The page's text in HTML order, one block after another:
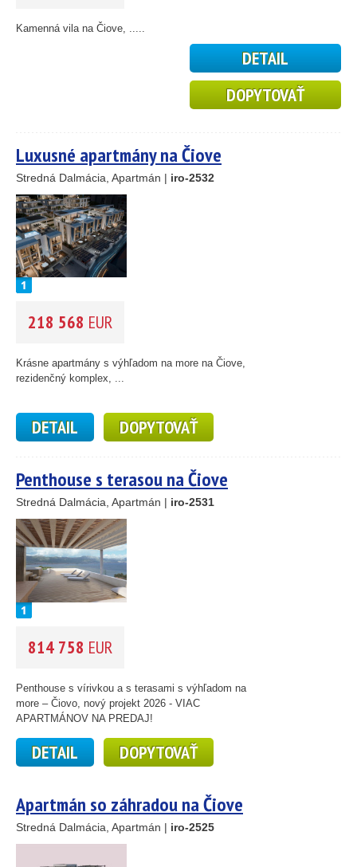
Omiš riviéra
Rogoznica
Kamenná vila na Čiove, .....
DETAIL
DOPYTOVAŤ
Luxusné apartmány na Čiove
Stredná Dalmácia, Apartmán | iro-2532
218 568 EUR
Krásne apartmány s výhľadom na more na Čiove,
rezidenčný komplex, ...
DETAIL DOPYTOVAŤ
Penthouse s terasou na Čiove
Stredná Dalmácia, Apartmán | iro-2531
814 758 EUR
Penthouse s vírivkou a s terasami s výhľadom na
more – Čiovo, nový projekt 2026 - VIAC
APARTMÁNOV NA PREDAJ!
DETAIL DOPYTOVAŤ
Apartmán so záhradou na Čiove
Stredná Dalmácia, Apartmán | iro-2525